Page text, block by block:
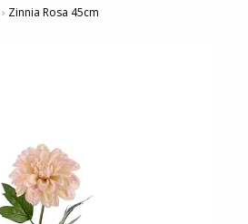
› Zinnia Rosa 45cm